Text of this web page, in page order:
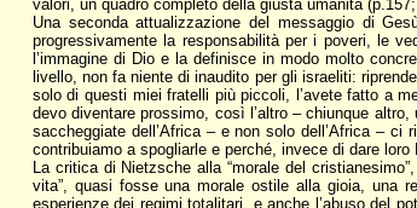
valori, un quadro completo della giusta umanità
Una seconda attualizzazione del messaggio di
progressivamente la responsabilità per i poveri, le
l’immagine di Dio e la definisce in modo molto
livello, non fa niente di inaudito per gli israeliti:
solo di questi miei fratelli più piccoli, l’avete fatto a
devo diventare prossimo, così l’altro – chiunque
saccheggiate dell’Africa – e non solo dell’Africa –
contribuiamo a spogliarle e perché, invece di dare
La critica di Nietzsche alla “morale del
vita”, quasi fosse una morale ostile alla gioia, una
esperienze dei regimi totalitari, e anche l’abuso del